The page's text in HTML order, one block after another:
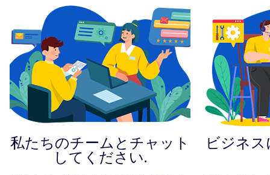
私たちのチームとチャット
してください.
ビジネ